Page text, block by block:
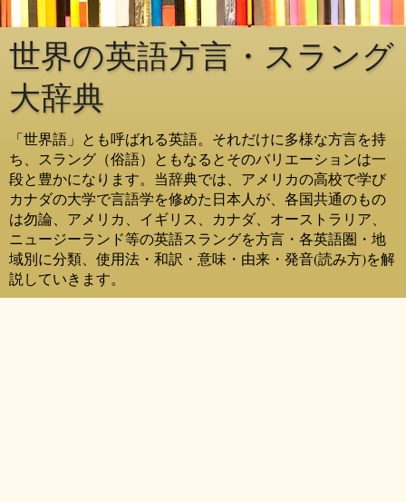
世界の英語方言・スラング
大辞典
「世界語」とも呼ばれる英語。それだけに多様な方言を持
ち、スラング（俗語）ともなるとそのバリエーションは一
段と豊かになります。当辞典では、アメリカの高校で学び
カナダの大学で言語学を修めた日本人が、各国共通のもの
は勿論、アメリカ、イギリス、カナダ、オーストラリア、
ニュージーランド等の英語スラングを方言・各英語圏・地
域別に分類、使用法・和訳・意味・由来・発音(読み方)を解
説していきます。